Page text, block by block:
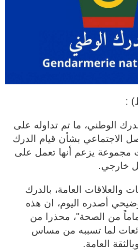
:
الوطني، ما تم تداوله على
الاجتماعي بشأن قيام الدرك
مجموعة يزعم أنها تعمل على
خارجي.
والعلاقات العامة، بالدرك
أصدره اليوم، ان هذه
من الصحة"، محذرا من
لما تسببه من مساس
العامة.